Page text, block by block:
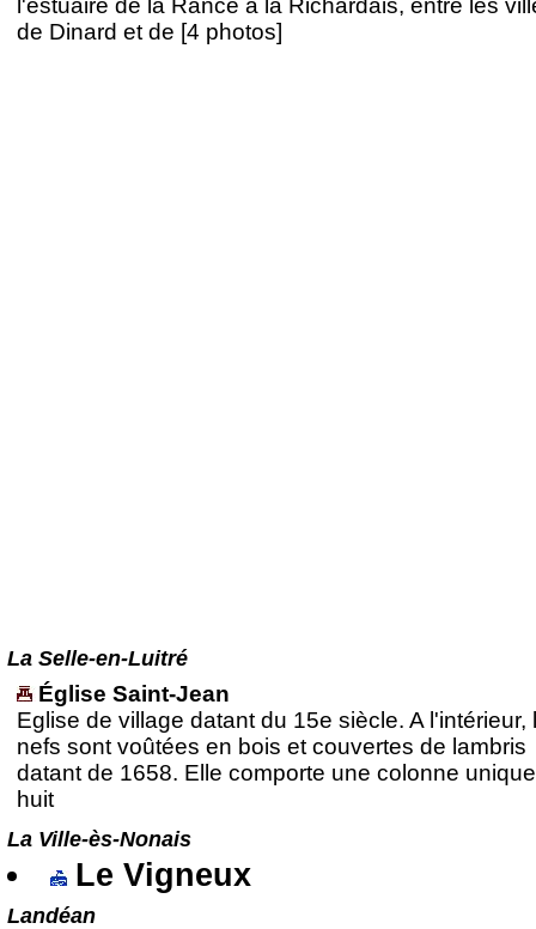
l'estuaire de la Rance à la Richardais, entre les
de Dinard et de [4 photos]
La Selle-en-Luitré
Église Saint-Jean
Eglise de village datant du 15e siècle. A l'intérieur,
nefs sont voûtées en bois et couvertes de lambris
datant de 1658. Elle comporte une colonne
huit
La Ville-ès-Nonais
Le Vigneux
Landéan